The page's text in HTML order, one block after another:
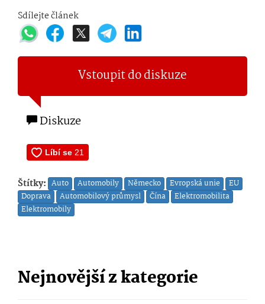
Sdílejte článek
Vstoupit do diskuze
Diskuze
Štítky: Auto Automobily Německo Evropská unie
EU
Doprava
Automobilový průmysl Čína
Elektromobilita
Elektromobily
Nejnovější z kategorie